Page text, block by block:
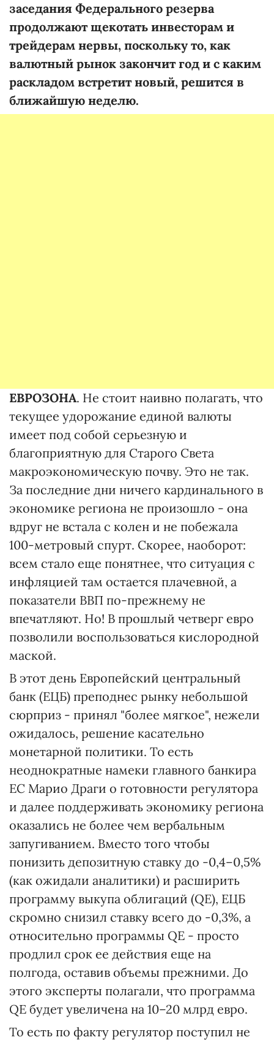
заседания Федерального резерва
продолжают щекотать инвесторам и
трейдерам нервы, поскольку то, как
валютный рынок закончит год и с каким
раскладом встретит новый, решится в
ближайшую неделю.
ЕВРОЗОНА. Не стоит наивно полагать, что
текущее удорожание единой валюты
имеет под собой серьезную и
благоприятную для Старого Света
макроэкономическую почву. Это не так.
За последние дни ничего кардинального в
экономике региона не произошло - она
вдруг не встала с колен и не побежала
100-метровый спурт. Скорее, наоборот:
всем стало еще понятнее, что ситуация с
инфляцией там остается плачевной, а
показатели ВВП по-прежнему не
впечатляют. Но! В прошлый четверг евро
позволили воспользоваться кислородной
маской.
В этот день Европейский центральный
банк (ЕЦБ) преподнес рынку небольшой
сюрприз - принял "более мягкое", нежели
ожидалось, решение касательно
монетарной политики. То есть
неоднократные намеки главного банкира
ЕС Марио Драги о готовности регулятора
и далее поддерживать экономику региона
оказались не более чем вербальным
запугиванием. Вместо того чтобы
понизить депозитную ставку до -0,4–0,5%
(как ожидали аналитики) и расширить
программу выкупа облигаций (QE), ЕЦБ
скромно снизил ставку всего до -0,3%, а
относительно программы QE - просто
продлил срок ее действия еще на
полгода, оставив объемы прежними. До
этого эксперты полагали, что программа
QE будет увеличена на 10–20 млрд евро.
То есть по факту регулятор поступил не